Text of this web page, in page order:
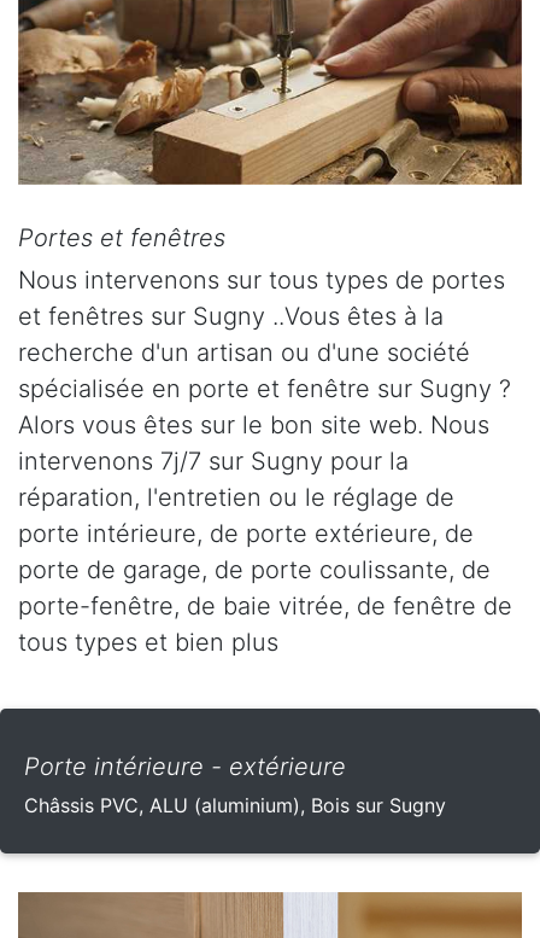
Portes et fenêtres
Nous intervenons sur tous types de portes
et fenêtres sur Sugny ..Vous êtes à la
recherche d'un artisan ou d'une société
spécialisée en porte et fenêtre sur Sugny ?
Alors vous êtes sur le bon site web. Nous
intervenons 7j/7 sur Sugny pour la
réparation, l'entretien ou le réglage de
porte intérieure, de porte extérieure, de
porte de garage, de porte coulissante, de
porte-fenêtre, de baie vitrée, de fenêtre de
tous types et bien plus
Porte intérieure - extérieure
Châssis PVC, ALU (aluminium), Bois sur Sugny